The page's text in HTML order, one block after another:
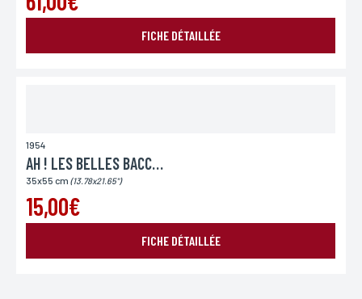
FICHE DÉTAILLÉE
1954
AH ! LES BELLES BACCHANTES
35x55 cm (13.78x21.65")
15,00€
FICHE DÉTAILLÉE